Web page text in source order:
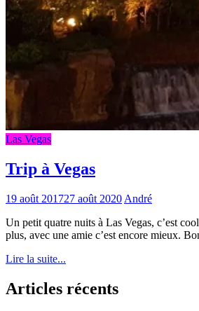
Las Vegas
Trip à Vegas
19 août 201727 août 2020 André
Un petit quatre nuits à Las Vegas, c’est
plus, avec une amie c’est encore mieux.
Lire la suite...
Articles récents